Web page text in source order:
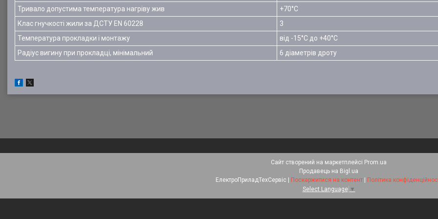
Тривало допустима температура нагріву жив
+70°С
Клас гнучкості жили за ДСТУ EN 60228
3
Температура прокладки і монтажу
від -15°С до +40°С
Радіус вигину при прокладці, мінімальний
6 діаметрів дроту
Сайт створений на маркетплейсі Prom.ua
Продавець на Bigl.ua
Поскаржитися на контент
Політика
Select Language ▼